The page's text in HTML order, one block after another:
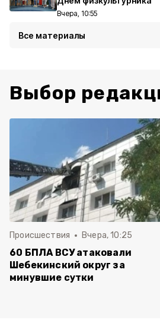
Вчера, 10:55
Все материалы
Выбор
Происшествия Вчера, 10:25
60 БПЛА ВСУ атаковали
Шебекинский округ за
минувшие сутки